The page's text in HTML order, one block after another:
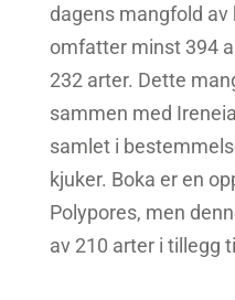
dagens mangfold av
omfatter minst 394
232 arter. Dette
sammen med
samlet i
kjuker. Boka er en
Polypores, men
av 210 arter i tillegg